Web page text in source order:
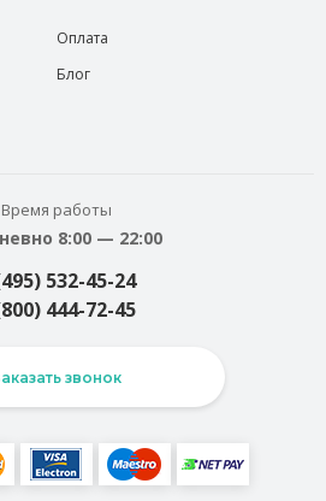
Оплата
Блог
Время работы
8:00 — 22:00
532-45-24
444-72-45
звонок